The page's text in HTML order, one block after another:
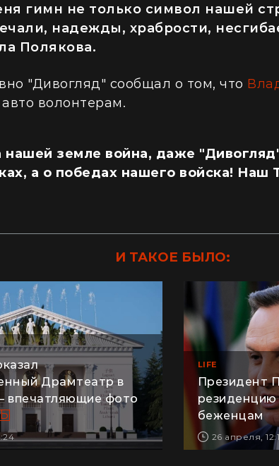
гимн не только символ нашей
надежды, храбрости,
Полякова.
"Дивогляд" сообщал о том, что
волонтерам.
нашей земле война, даже
а о победах нашего войска! Наш
И ТАКОЕ БЫЛО:
Драмтеатр в
впечатляющие фото
LIFE
Президент
резиденцию
беженцам
26 апреля,